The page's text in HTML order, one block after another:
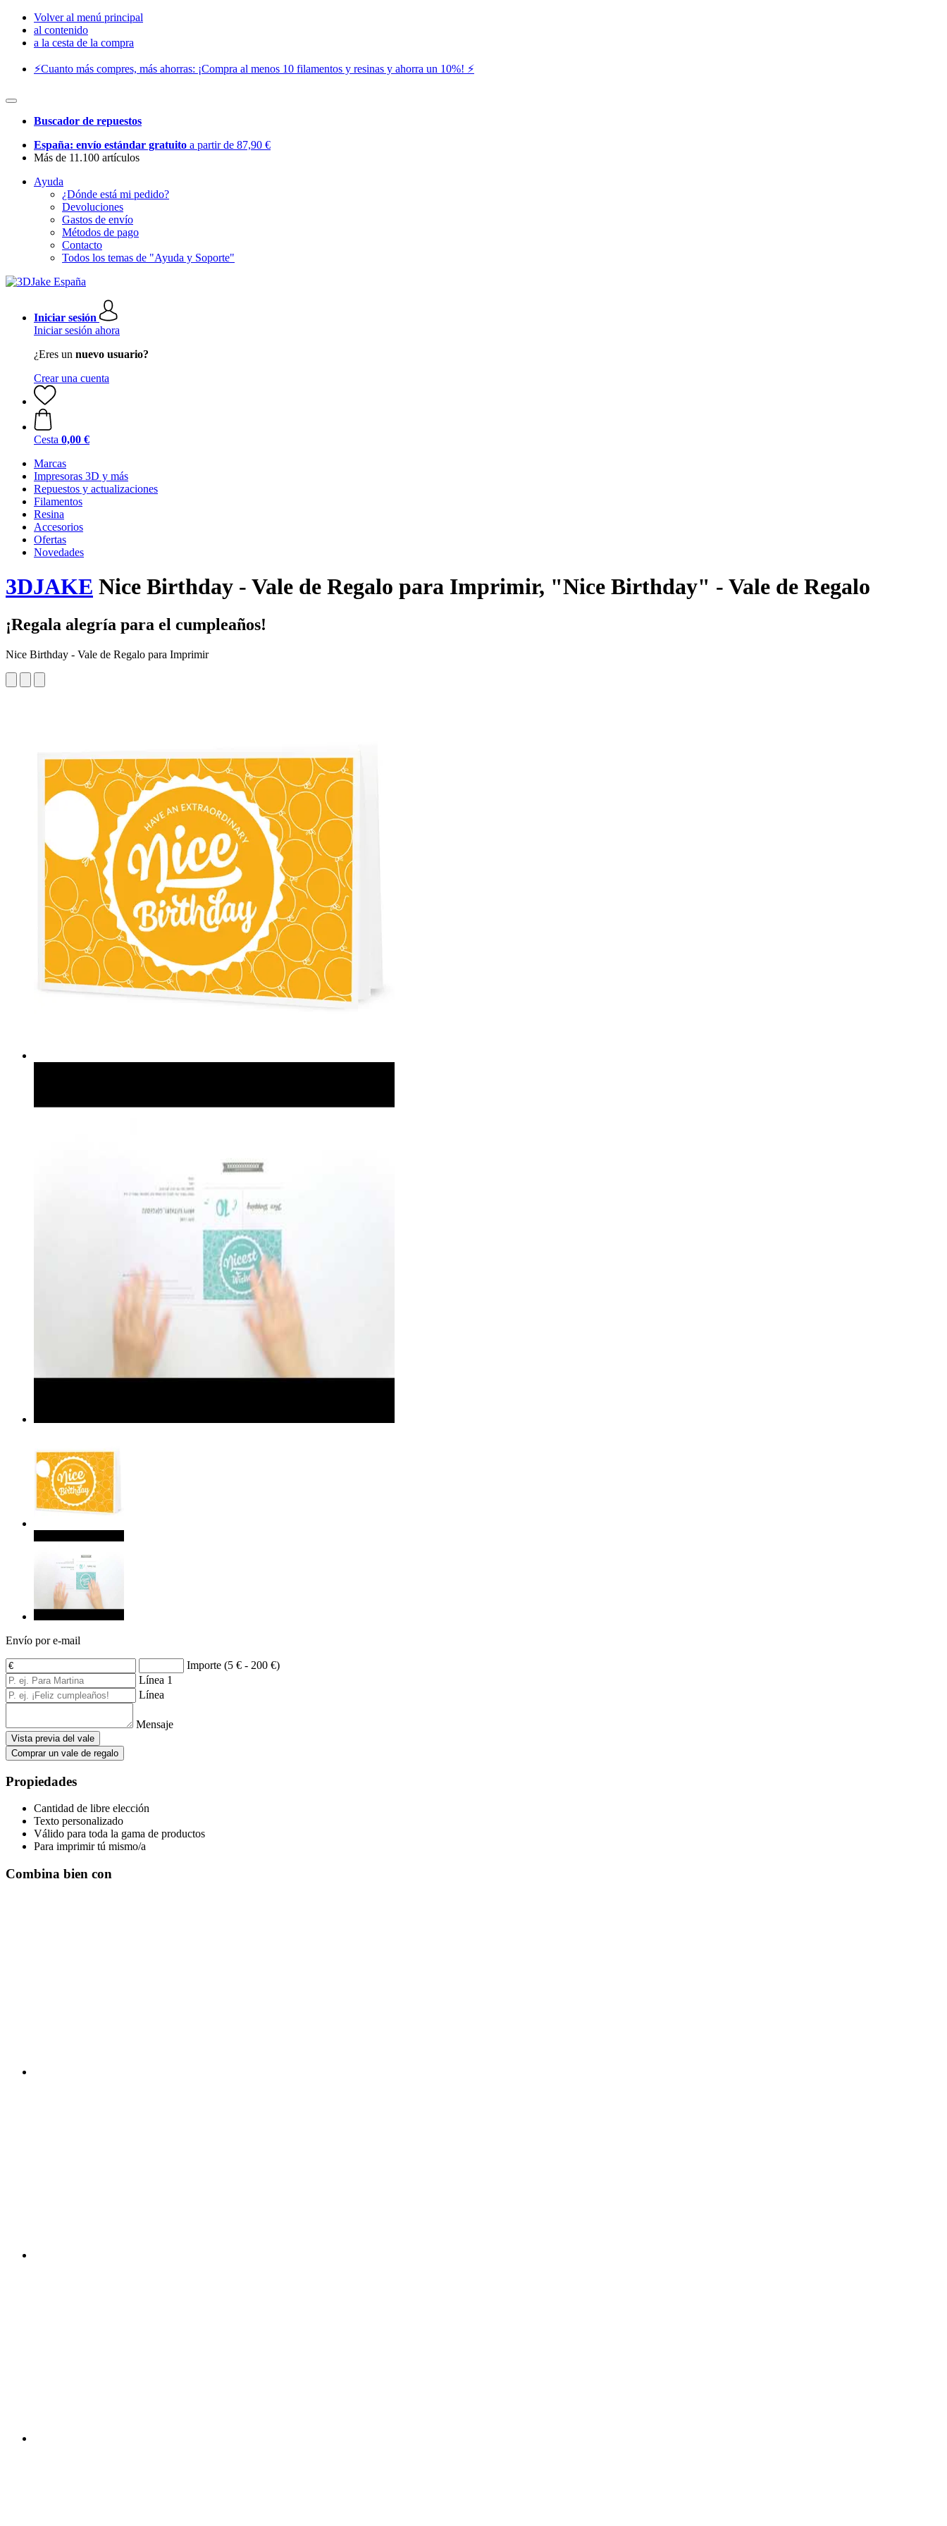
Volver al menú principal
al contenido
a la cesta de la compra
⚡️Cuanto más compres, más ahorras: ¡Compra al menos 10 filamentos y resinas y ahorra un 10%! ⚡️
Buscador de repuestos
España: envío estándar gratuito a partir de 87,90 €
Más de 11.100 artículos
Ayuda
¿Dónde está mi pedido?
Devoluciones
Gastos de envío
Métodos de pago
Contacto
Todos los temas de "Ayuda y Soporte"
Iniciar sesión
Iniciar sesión ahora
¿Eres un nuevo usuario?
Crear una cuenta
Cesta 0,00 €
Marcas
Impresoras 3D y más
Repuestos y actualizaciones
Filamentos
Resina
Accesorios
Ofertas
Novedades
3DJAKE Nice Birthday - Vale de Regalo para Imprimir, "Nice Birthday" - Vale de Regalo
¡Regala alegría para el cumpleaños!
Nice Birthday - Vale de Regalo para Imprimir
Envío por e-mail
Importe (5 € - 200 €)
Línea 1
Línea
Mensaje
Vista previa del vale
Comprar un vale de regalo
Propiedades
Cantidad de libre elección
Texto personalizado
Válido para toda la gama de productos
Para imprimir tú mismo/a
Combina bien con